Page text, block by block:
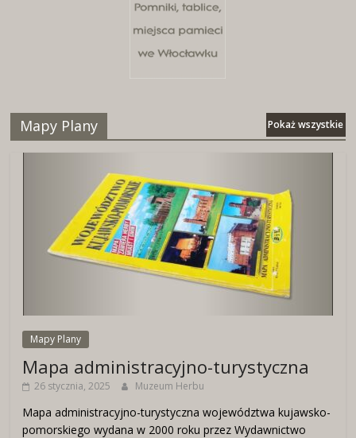
Mapy Plany Pokaż wszystkie
Mapy Plany
Mapa administracyjno-turystyczna
26 stycznia, 2025 Muzeum Herbu
Mapa administracyjno-turystyczna województwa kujawsko-
pomorskiego wydana w 2000 roku przez Wydawnictwo